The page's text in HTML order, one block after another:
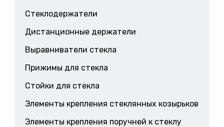
Стеклодержатели
Дистанционные держатели
Выравниватели стекла
Прижимы для стекла
Стойки для стекла
Элементы крепления стеклянных козырьков
Элементы крепления поручней к стеклу